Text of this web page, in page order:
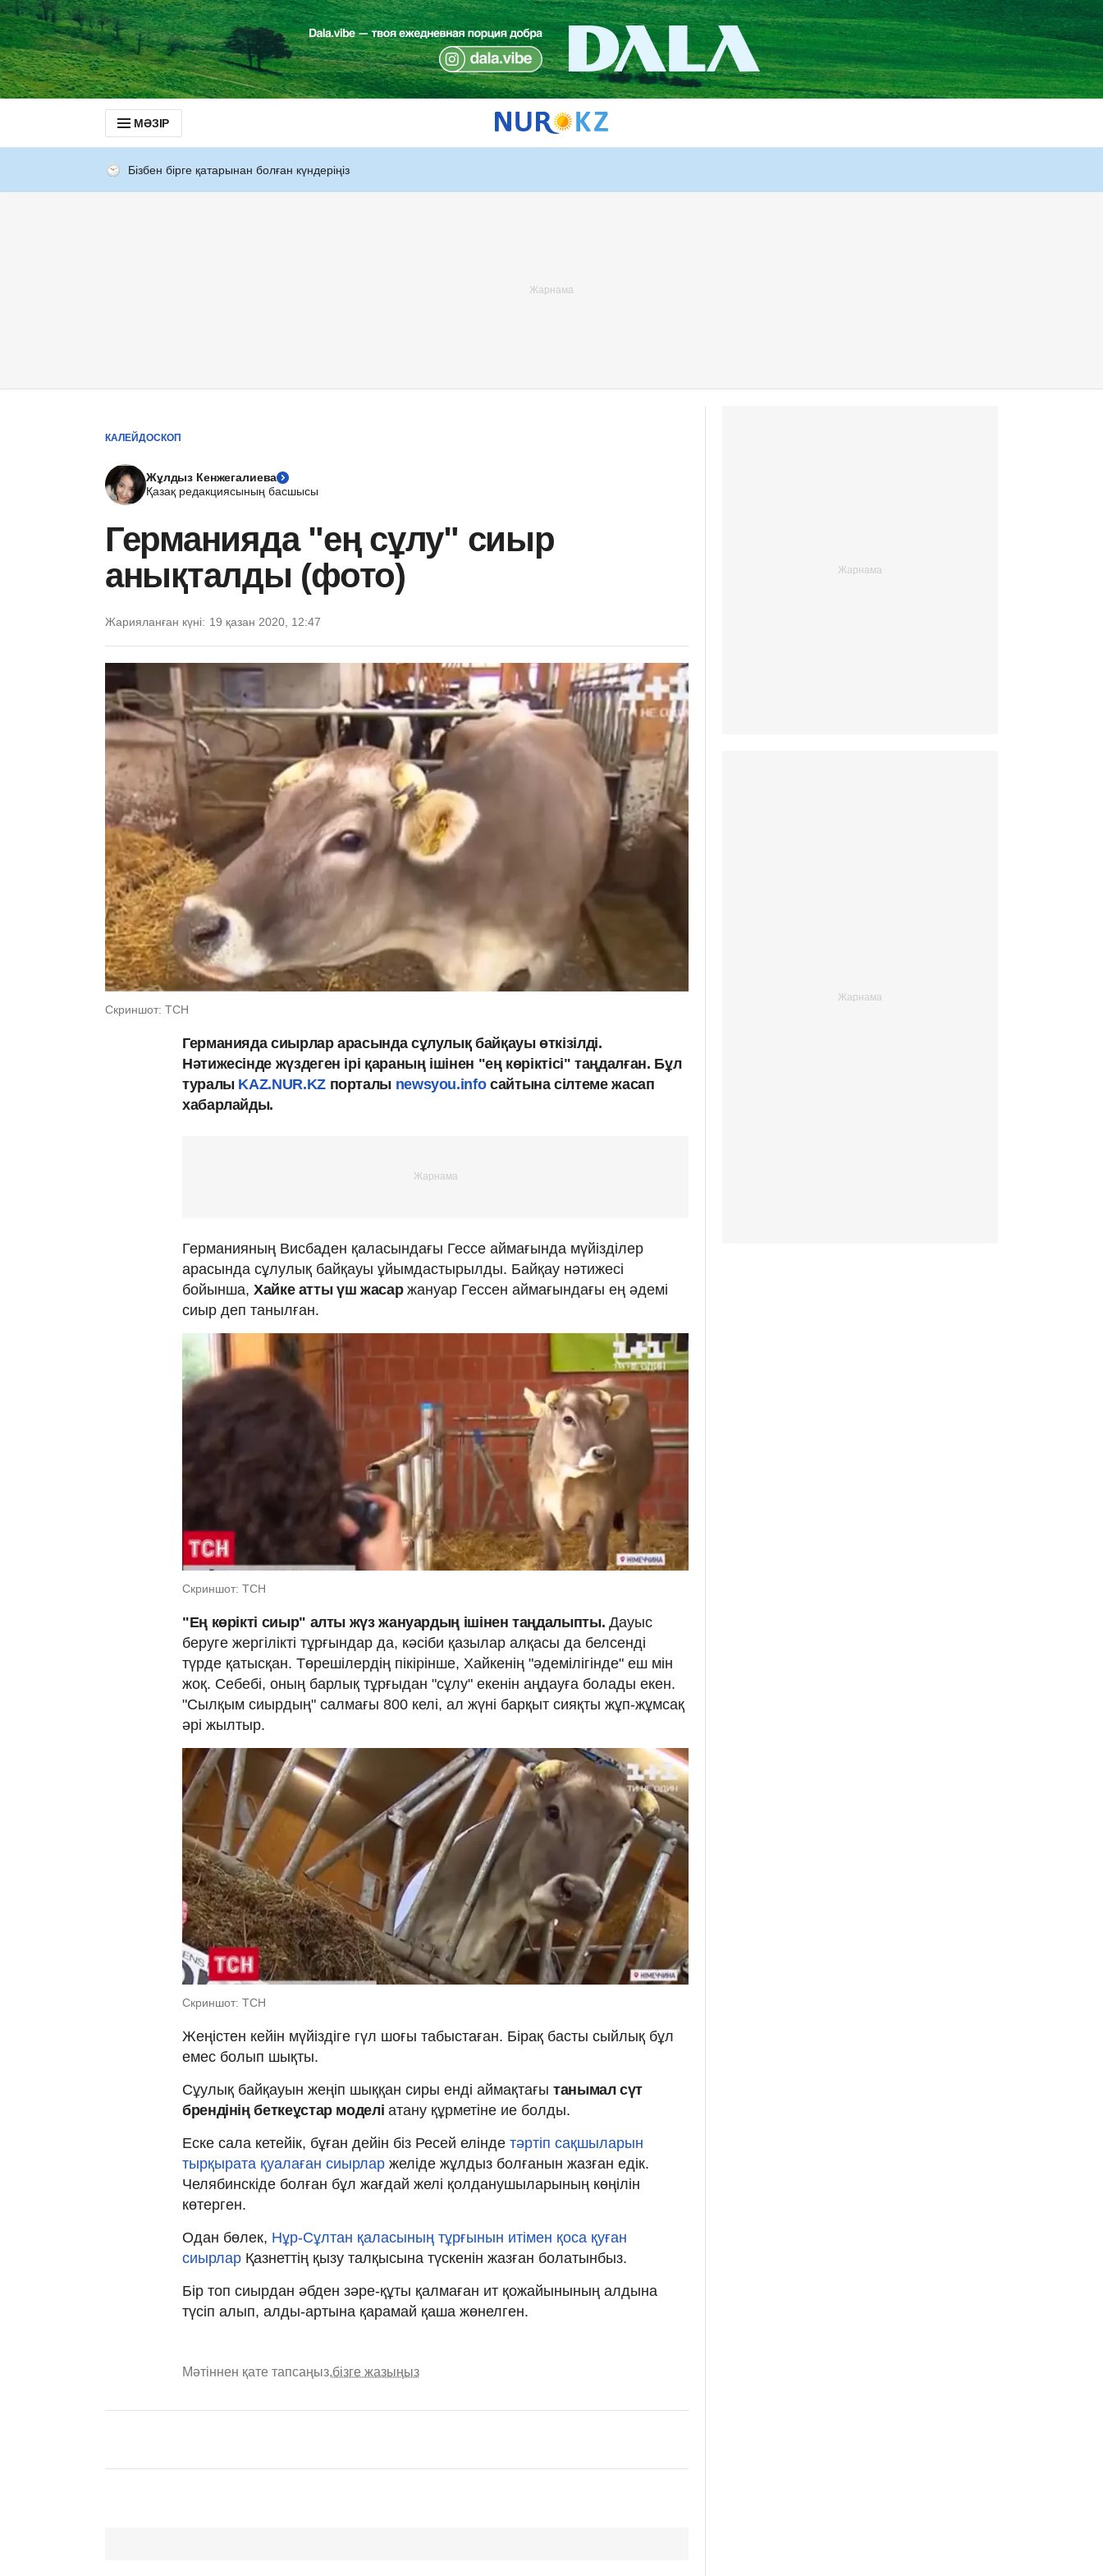
МӘЗІР
Бізбен бірге қатарынан болған күндеріңіз
КАЛЕЙДОСКОП
Жұлдыз Кенжегалиева
Қазақ редакциясының басшысы
Германияда "ең сұлу" сиыр
анықталды (фото)
Жарияланған күні: 19 қазан 2020, 12:47
Скриншот: ТСН
Германияда сиырлар арасында сұлулық байқауы өткізілді.
Нәтижесінде жүздеген ірі қараның ішінен "ең көріктісі" таңдалған. Бұл
туралы KAZ.NUR.KZ порталы newsyou.info сайтына сілтеме жасап
хабарлайды.
Германияның Висбаден қаласындағы Гессе аймағында мүйізділер
арасында сұлулық байқауы ұйымдастырылды. Байқау нәтижесі
бойынша, Хайке атты үш жасар жануар Гессен аймағындағы ең әдемі
сиыр деп танылған.
Скриншот: ТСН
"Ең көрікті сиыр" алты жүз жануардың ішінен таңдалыпты. Дауыс
беруге жергілікті тұрғындар да, кәсіби қазылар алқасы да белсенді
түрде қатысқан. Төрешілердің пікірінше, Хайкенің "әдемілігінде" еш мін
жоқ. Себебі, оның барлық тұрғыдан "сұлу" екенін аңдауға болады екен.
"Сылқым сиырдың" салмағы 800 келі, ал жүні барқыт сияқты жұп-жұмсақ
әрі жылтыр.
Скриншот: ТСН
Жеңістен кейін мүйіздіге гүл шоғы табыстаған. Бірақ басты сыйлық бұл
емес болып шықты.
Сұулық байқауын жеңіп шыққан сиры енді аймақтағы танымал сүт
брендінің беткеұстар моделі атану құрметіне ие болды.
Еске сала кетейік, бұған дейін біз Ресей елінде тәртіп сақшыларын
тырқырата қуалаған сиырлар желіде жұлдыз болғанын жазған едік.
Челябинскіде болған бұл жағдай желі қолданушыларының көңілін
көтерген.
Одан бөлек, Нұр-Сұлтан қаласының тұрғынын итімен қоса қуған
сиырлар Қазнеттің қызу талқысына түскенін жазған болатынбыз.
Бір топ сиырдан әбден зәре-құты қалмаған ит қожайынының алдына
түсіп алып, алды-артына қарамай қаша жөнелген.
Мәтіннен қате тапсаңыз,бізге жазыңыз